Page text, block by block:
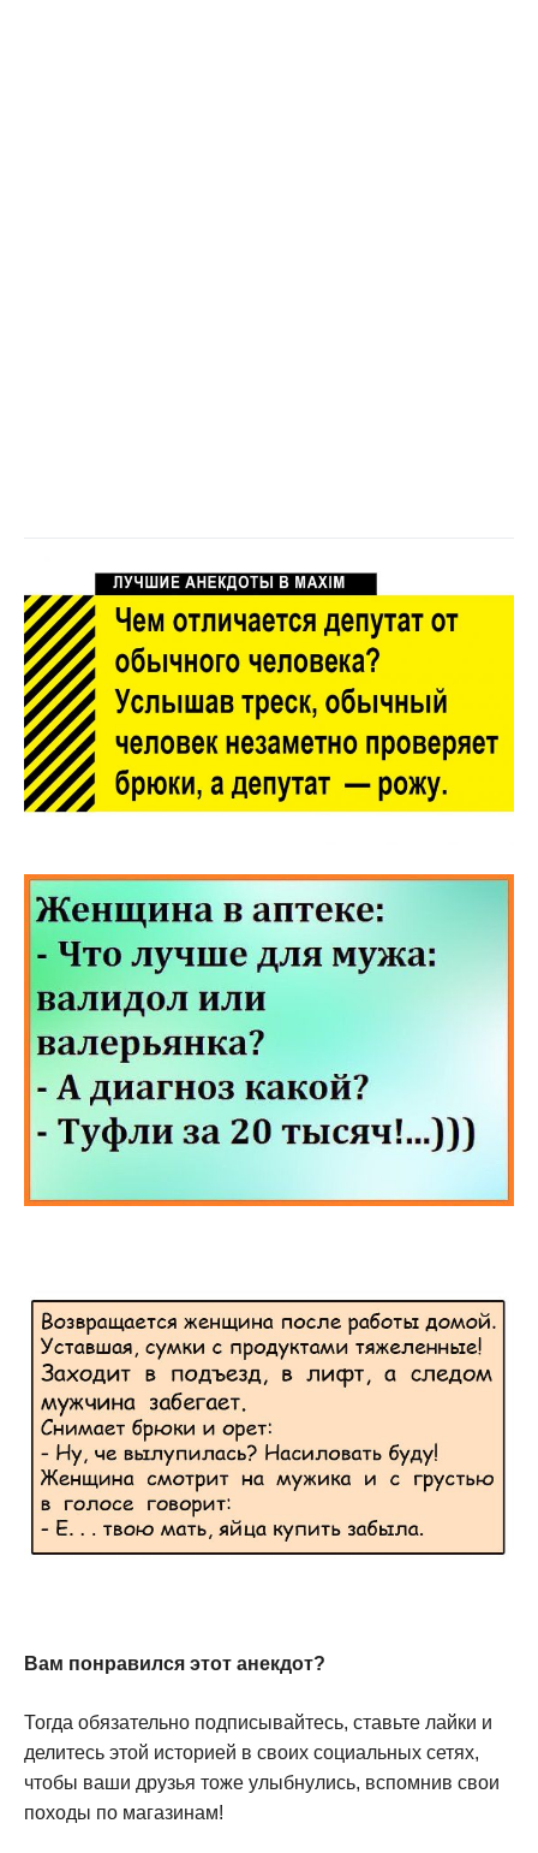
Вам понравился этот анекдот?
Тогда обязательно подписывайтесь, ставьте лайки и
делитесь этой историей в своих социальных сетях,
чтобы ваши друзья тоже улыбнулись, вспомнив свои
походы по магазинам!